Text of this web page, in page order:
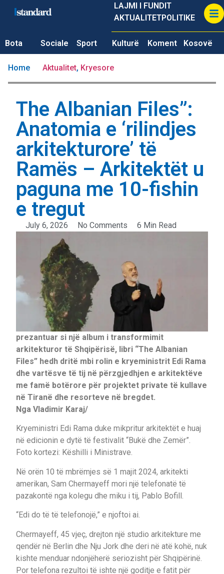
LAJMI I FUNDIT
AKTUALITETPOLITIKE
Bota Sociale Sport Kulturë Koment Kosovë
Home Aktualitet, Kryesore
The Albanian Files”:
Anatomia e ‘rilindjes
arkitekturore’ të
Ramës – Arkitektët u
paguna me 10-fishin
e tregut
July 6, 2026 No Comments 6 Min Read
prezantuar si një album i transformimit
arkitekturor të Shqipërisë, libri “The Albanian
Files” hedh dritë mbi rolin e kryeministrit Edi Rama
dhe vartësve të tij në përzgjedhjen e arkitektëve
me famë botërore për projektet private të kullave
në Tiranë dhe resorteve në bregdet.
Nga Vladimir Karaj/
Kryeministri Edi Rama duke mikpritur arkitektët e huaj
në edicionin e dytë të festivalit “Bukë dhe Zemër”.
Foto kortezi: Këshilli i Ministrave.
Në orën 10 të mbrëmjes së 1 majit 2024, arkitekti
amerikan, Sam Chermayeff mori një telefonatë të
pazakontë nga kolegu dhe miku i tij, Pablo Bofill.
“Edi do të të telefonojë,” e njoftoi ai.
Chermayeff, 45 vjeç, drejton një studio arkitekture me
qendër në Berlin dhe Nju Jork dhe deri në atë kohë, nuk
kishte menduar ndonjëherë seriozisht për Shqipërinë.
Por telefona rezultoi të ishte një goditje e fatit për